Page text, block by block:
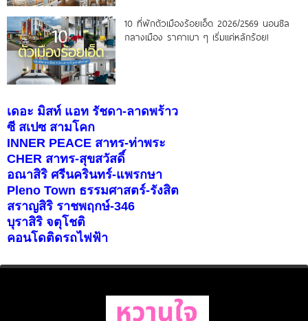
10 ที่พักตัวเมืองร้อยเอ็ด 2026/2569 นอนชิล
กลางเมือง ราคาเบา ๆ เริ่มแค่หลักร้อย!
เดอะ มิสท์ แอท รัชดา-ลาดพร้าว
ซี สเปซ สามโคก
INNER PEACE สาทร-ท่าพระ
CHER สาทร-สุขสวัสดิ์
อณาสิริ ศรีนครินทร์-แพรกษา
Pleno Town ธรรมศาสตร์-รังสิต
สราญสิริ ราชพฤกษ์-346
บุราสิริ จตุโชติ
คอนโดติดรถไฟฟ้า